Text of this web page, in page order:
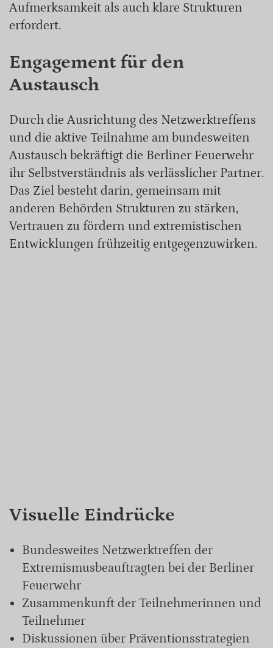
Aufmerksamkeit als auch klare Strukturen
erfordert.
Engagement für den
Austausch
Durch die Ausrichtung des Netzwerktreffens
und die aktive Teilnahme am bundesweiten
Austausch bekräftigt die Berliner Feuerwehr
ihr Selbstverständnis als verlässlicher Partner.
Das Ziel besteht darin, gemeinsam mit
anderen Behörden Strukturen zu stärken,
Vertrauen zu fördern und extremistischen
Entwicklungen frühzeitig entgegenzuwirken.
Visuelle Eindrücke
Bundesweites Netzwerktreffen der
Extremismusbeauftragten bei der Berliner
Feuerwehr
Zusammenkunft der Teilnehmerinnen und
Teilnehmer
Diskussionen über Präventionsstrategien